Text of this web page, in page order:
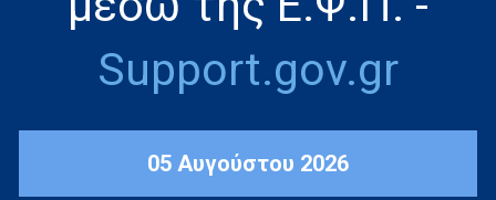
Support.gov.gr
05 Αυγούστου 2026